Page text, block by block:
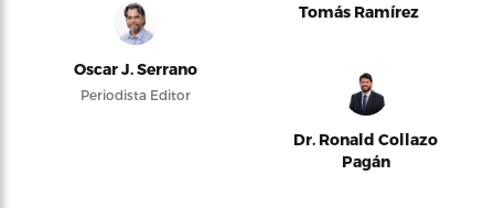
Oscar J. Serrano
Periodista Editor
Tomás Ramírez
Dr. Ronald Collazo
Pagán